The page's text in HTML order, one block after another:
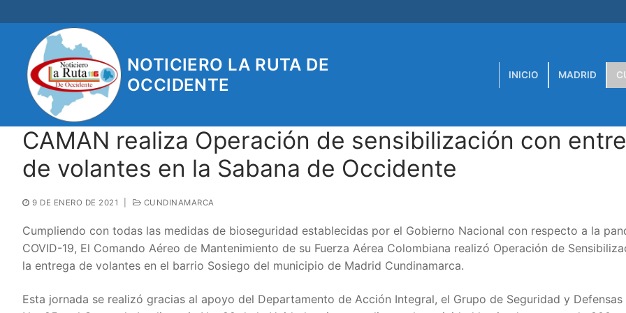
al
contenido
NOTICIERO LA RUTA DE
OCCIDENTE
INICIO MADRID
CAMAN realiza Operación de sensibilización con
de volantes en la Sabana de Occidente
9 DE ENERO DE 2021 CUNDINAMARCA
Cumpliendo con todas las medidas de bioseguridad establecidas por el Gobierno Nacional con respecto a la
COVID-19, El Comando Aéreo de Mantenimiento de su Fuerza Aérea Colombiana realizó Operación de
la entrega de volantes en el barrio Sosiego del municipio de Madrid Cundinamarca.
Esta jornada se realizó gracias al apoyo del Departamento de Acción Integral, el Grupo de Seguridad y Defensas